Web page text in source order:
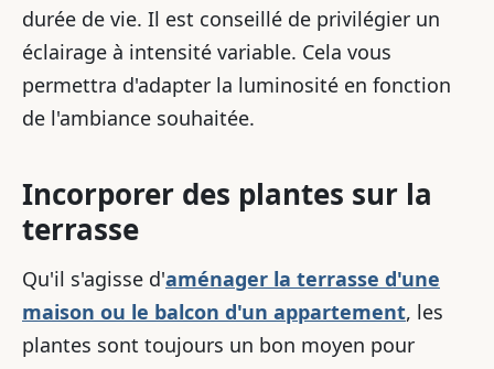
durée de vie. Il est conseillé de privilégier un
éclairage à intensité variable. Cela vous
permettra d'adapter la luminosité en fonction
de l'ambiance souhaitée.
Incorporer des plantes sur la
terrasse
Qu'il s'agisse d'aménager la terrasse d'une
maison ou le balcon d'un appartement, les
plantes sont toujours un bon moyen pour